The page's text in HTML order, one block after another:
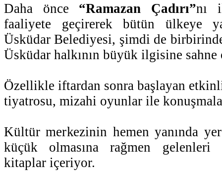
Daha önce “Ramazan Çadırı”nı
faaliyete geçirerek bütün ülkeye
Üsküdar Belediyesi, şimdi de
Üsküdar halkının büyük ilgisine
Özellikle iftardan sonra başlayan
tiyatrosu, mizahi oyunlar ile
Kültür merkezinin hemen yanında
küçük olmasına rağmen gelenleri
kitaplar içeriyor.